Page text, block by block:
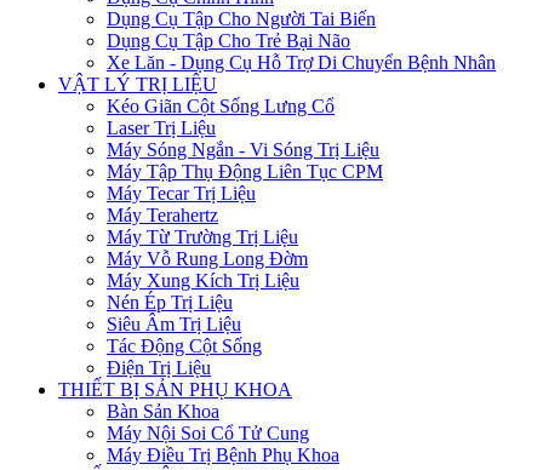
Dụng Cụ Tập Cho Người Tai Biến
Dụng Cụ Tập Cho Trẻ Bại Não
Xe Lăn - Dụng Cụ Hỗ Trợ Di Chuyển Bệnh Nhân
VẬT LÝ TRỊ LIỆU
Kéo Giãn Cột Sống Lưng Cổ
Laser Trị Liệu
Máy Sóng Ngắn - Vi Sóng Trị Liệu
Máy Tập Thụ Động Liên Tục CPM
Máy Tecar Trị Liệu
Máy Terahertz
Máy Từ Trường Trị Liệu
Máy Vỗ Rung Long Đờm
Máy Xung Kích Trị Liệu
Nén Ép Trị Liệu
Siêu Âm Trị Liệu
Tác Động Cột Sống
Điện Trị Liệu
THIẾT BỊ SẢN PHỤ KHOA
Bàn Sản Khoa
Máy Nội Soi Cổ Tử Cung
Máy Điều Trị Bệnh Phụ Khoa